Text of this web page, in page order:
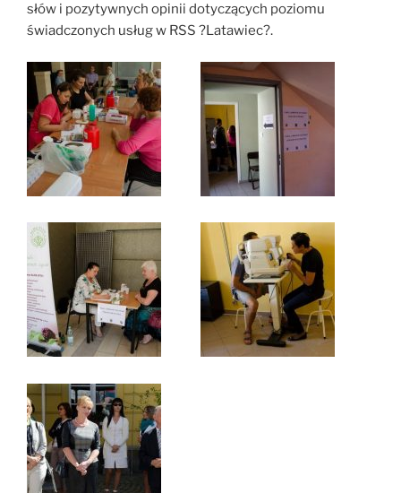
słów i pozytywnych opinii dotyczących poziomu
świadczonych usług w RSS ?Latawiec?.